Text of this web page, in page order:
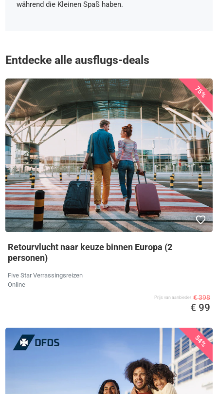
während die Kleinen Spaß haben.
Entdecke alle ausflugs-deals
75%
Retourvlucht naar keuze binnen Europa (2
personen)
Five Star Verrassingsreizen
Online
Prijs van aanbieder € 398
€ 99
54%